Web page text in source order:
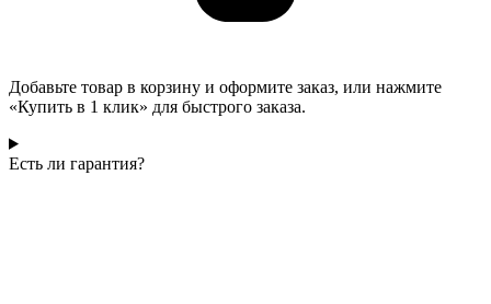
Добавьте товар в корзину и оформите заказ, или нажмите
«Купить в 1 клик» для быстрого заказа.
Есть ли гарантия?